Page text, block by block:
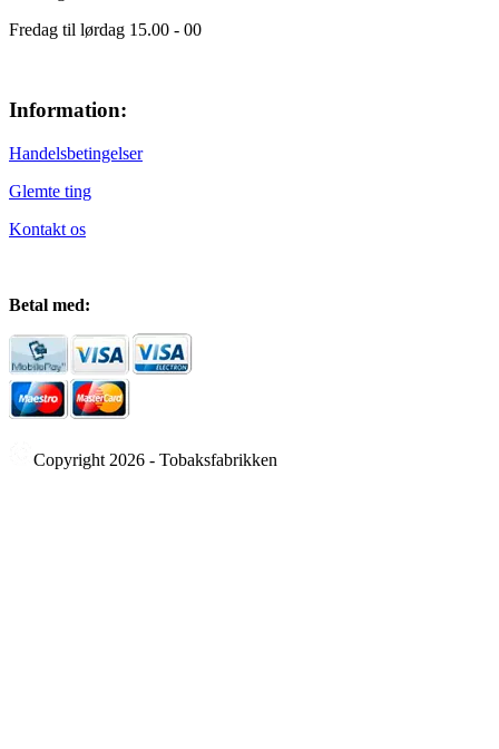
Fredag til lørdag 15.00 - 00
Information:
Handelsbetingelser
Glemte ting
Kontakt os
Betal med:
Copyright 2026 - Tobaksfabrikken